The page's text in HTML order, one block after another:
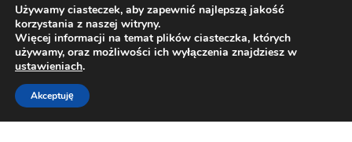
videoPYJA w podróży kulinarnej
z Ewą Szczęsną
TWORZENIE STRON INTERNETOWYCH
Używamy ciasteczek, aby zapewnić najlepszą jakość
korzystania z naszej witryny.
Więcej informacji na temat plików ciasteczka, których
używamy, oraz możliwości ich wyłączenia znajdziesz w
ustawieniach.
Akceptuję